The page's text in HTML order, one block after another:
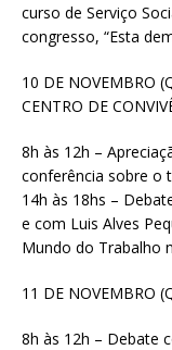
curso de Serviço
congresso, “Esta
10 DE NOVEMBRO
CENTRO DE
8h às 12h –
conferência sobre o
14h às 18hs –
e com Luis Alves
Mundo do Trabalho
11 DE NOVEMBRO
8h às 12h – Debate